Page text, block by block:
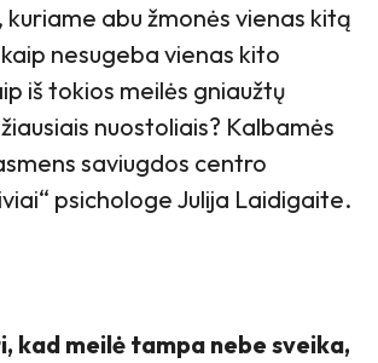
abu žmonės vienas kitą
nesugeba vienas kito
iš tokios meilės gniaužtų
nuostoliais? Kalbamės
saviugdos centro
psichologe Julija Laidigaite.
kad meilė tampa nebe sveika,